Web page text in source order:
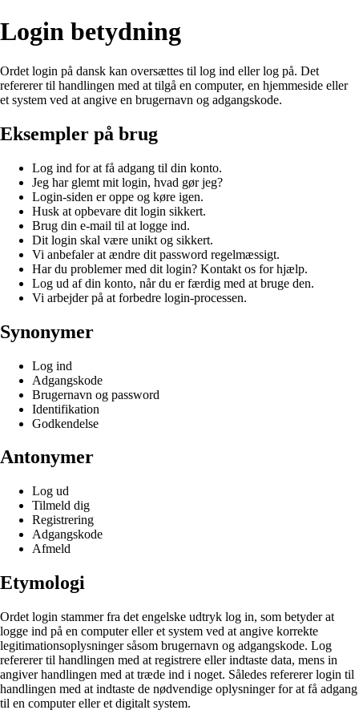
Login betydning
Ordet login på dansk kan oversættes til log ind eller log på. Det
refererer til handlingen med at tilgå en computer, en hjemmeside eller
et system ved at angive en brugernavn og adgangskode.
Eksempler på brug
Log ind for at få adgang til din konto.
Jeg har glemt mit login, hvad gør jeg?
Login-siden er oppe og køre igen.
Husk at opbevare dit login sikkert.
Brug din e-mail til at logge ind.
Dit login skal være unikt og sikkert.
Vi anbefaler at ændre dit password regelmæssigt.
Har du problemer med dit login? Kontakt os for hjælp.
Log ud af din konto, når du er færdig med at bruge den.
Vi arbejder på at forbedre login-processen.
Synonymer
Log ind
Adgangskode
Brugernavn og password
Identifikation
Godkendelse
Antonymer
Log ud
Tilmeld dig
Registrering
Adgangskode
Afmeld
Etymologi
Ordet login stammer fra det engelske udtryk log in, som betyder at
logge ind på en computer eller et system ved at angive korrekte
legitimationsoplysninger såsom brugernavn og adgangskode. Log
refererer til handlingen med at registrere eller indtaste data, mens in
angiver handlingen med at træde ind i noget. Således refererer login til
handlingen med at indtaste de nødvendige oplysninger for at få adgang
til en computer eller et digitalt system.